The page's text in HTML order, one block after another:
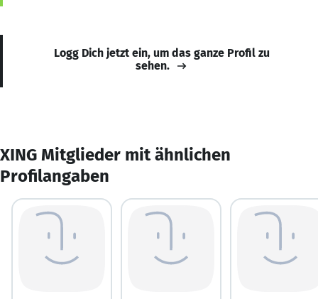
Logg Dich jetzt ein, um das ganze Profil zu
sehen.
XING Mitglieder mit ähnlichen
Profilangaben